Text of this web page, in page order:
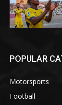
POPULAR
Motorsports
Football